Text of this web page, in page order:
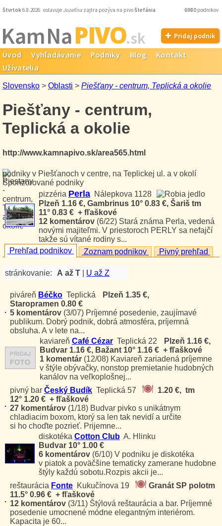
Štvrtok6.8.2026 oslavuje Jozefína zajtra pozýva na pivoŠtefánia 6980 podnikov
Kam NaPIVO.sk Pridaj podnik
Úvod Vyhľadávanie Podniky Blog
Kontakt
Užívatelia
Slovensko > Oblasti > Piešťany - centrum, Teplická a okolie
Piešťany - centrum,
Teplická a okolie
http://www.kamnapivo.sk/area565.html
podniky v Piešťanoch v centre, na Teplickej ul. a v okolí
Sponzorované podniky
pizzéria Perla Nálepkova 1128
Plzeň 1.16 €, Gambrinus 10° 0.83 €, Šariš tm
11° 0.83 € + fľaškové
12 komentárov (6/22) Stará známa Perla, vedená
novými majiteľmi. V priestoroch PERLY sa nefajčí
takže sú vítané rodiny s...
Prehľad podnikov
Zoznam podnikov Pivný prehľad
stránkovanie: A až T U až Z
piváreň Béčko Teplická
Plzeň 1.35 €,
Staropramen 0.80 €
5 komentárov (3/07) Príjemné posedenie, zaujímavé
publikum. Dobrý podnik, dobrá atmosféra, príjemná
obsluha. A v lete na...
kaviareň Café Cézar Teplická 22
Plzeň 1.16 €,
Budvar 1.16 €, Bažant 10° 1.16 € + fľaškové
1 komentár (12/08) Kaviareň zariadená príjemne
v štýle obývačky, nonstop premietanie hudobných
kanálov na veľkoplošnej...
pivný bar Český Budík Teplická 57
1.20 €, tm
12° 1.20 € + fľaškové
27 komentárov (1/18) Budvar pivko s unikátnym
chladiacim boxom, ktorý sa len tak nevidí a určite
si ho choďte pozrieť. Prijemne...
diskotéka Cotton Club A. Hlinku
Budvar 10° 1.00 €
6 komentárov (6/10) V podniku je diskotéka
v piatok a poväčšine tematicky zamerane hudobne
štýly každú sobotu.Rozpis akcii je...
reštaurácia Fonte Kukučínova 19
Granát SP polotm
11.5° 0.96 € + fľaškové
12 komentárov (3/11) Štýlová reštaurácia a bar. Príjemné
posedenie umocnené módne elegantným interiérom.
Kapacita je 60...